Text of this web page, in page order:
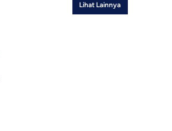
Lihat Lainnya